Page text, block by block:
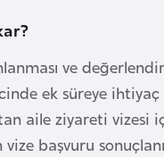
ve
ek süreye
aile ziyareti vizesi
başvuru